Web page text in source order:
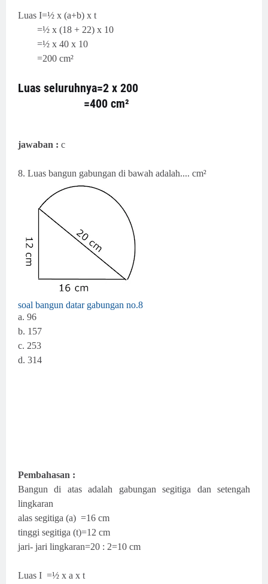
Luas I=½ x (a+b) x t
=½ x (18 + 22) x 10
=½ x 40 x 10
=200 cm²
Luas seluruhnya=2 x 200
=400 cm²
jawaban : c
8. Luas bangun gabungan di bawah adalah.... cm²
soal bangun datar gabungan no.8
a. 96
b. 157
c. 253
d. 314
Pembahasan :
Bangun di atas adalah gabungan segitiga dan setengah
lingkaran
alas segitiga (a) =16 cm
tinggi segitiga (t)=12 cm
jari- jari lingkaran=20 : 2=10 cm
Luas I =½ x a x t